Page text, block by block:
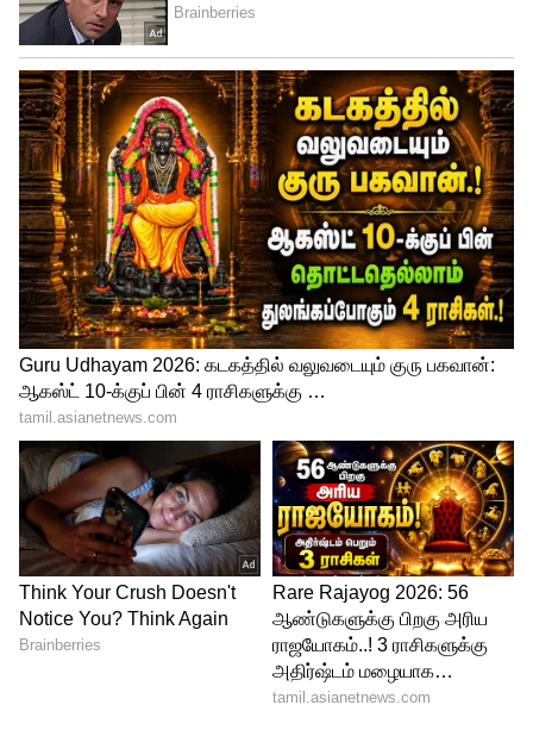
3
5
Image Credit :Youtube/suntv
ஜனனி பேச்சை கேட்டு கிளம்பும் தர்ஷினி
கீழே ஆதி குணசேகரன் அமர்ந்திருக்க, எங்க
கிளம்புற என கேட்கிறார்கள். அதற்கு
தர்ஷினியும் அம்மா தான் என்னை
ஹாஸ்டல் போக சொன்னாங்க, அதான்
கிளம்பிட்டேன் என சொல்கிறார். அவரை
நந்தினி போல வேண்டாம் என தடுக்க
பார்க்கிறார். ஆனால் குணசேகரன் அவ
போகட்டும் என சொல்லிவிடுகிறார். பின்னர்
வீட்டை விட்டு வெளியே வந்த தர்ஷினி,
ஜனனிக்கு போன் போட்டு அட்ரஸை